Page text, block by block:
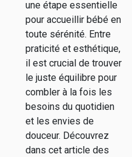
une étape essentielle
pour accueillir bébé en
toute sérénité. Entre
praticité et esthétique,
il est crucial de trouver
le juste équilibre pour
combler à la fois les
besoins du quotidien
et les envies de
douceur. Découvrez
dans cet article des